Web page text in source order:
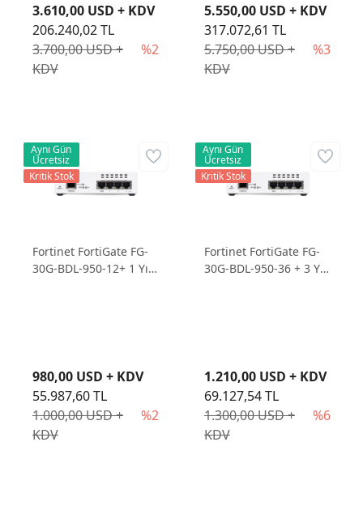
3.700,00 USD +
KDV
%2
3.610,00 USD + KDV
206.240,02 TL
5.750,00 USD +
KDV
%3
5.550,00 USD + KDV
317.072,61 TL
Fortinet FortiGate FG-
30G-BDL-950-12+ 1 Yıl
1.000,00 USD +
KDV
%2
980,00 USD + KDV
55.987,60 TL
Aynı Gün
Ücretsiz
Kritik Stok
Fortinet FortiGate FG-
30G-BDL-950-36 + 3 Yıl
1.300,00 USD +
KDV
%6
1.210,00 USD + KDV
69.127,54 TL
Aynı Gün
Ücretsiz
Kritik Stok